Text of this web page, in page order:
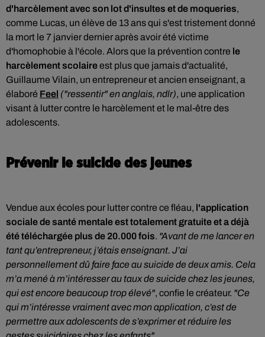
d'harcèlement avec son lot d'insultes et de moqueries,
comme Lucas, un élève de 13 ans qui s'est tristement donné
la mort le 7 janvier dernier après avoir été victime
d'homophobie à l'école. Alors que la prévention contre le
harcèlement scolaireest plus que jamais d'actualité,
Guillaume Vilain, un entrepreneur et ancien enseignant, a
élaboré Feel ("ressentir" en anglais, ndlr), une application
visant à lutter contre le harcèlement et le mal-être des
adolescents.
Prévenir le suicide des jeunes
Vendue aux écoles pour lutter contre ce fléau, l'application
sociale de santé mentale est totalement gratuite et a déjà
été téléchargée plus de 20.000 fois. "Avant de me lancer en
tant qu’entrepreneur, j’étais enseignant. J’ai
personnellement dû faire face au suicide de deux amis. Cela
m’a mené à m’intéresser au taux de suicide chez les jeunes,
qui est encore beaucoup trop élevé", confie le créateur. "Ce
qui m’intéresse vraiment avec mon application, c’est de
permettre aux adolescents de s’exprimer et réduire les